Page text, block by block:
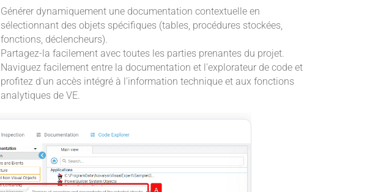
Générer dynamiquement une documentation contextuelle en
sélectionnant des objets spécifiques (tables, procédures stockées,
fonctions, déclencheurs).
Partagez-la facilement avec toutes les parties prenantes du projet.
Naviguez facilement entre la documentation et l'explorateur de code et
profitez d'un accès intégré à l'information technique et aux fonctions
analytiques de VE.